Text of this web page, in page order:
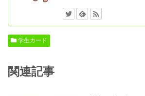
学生カード
関連記事